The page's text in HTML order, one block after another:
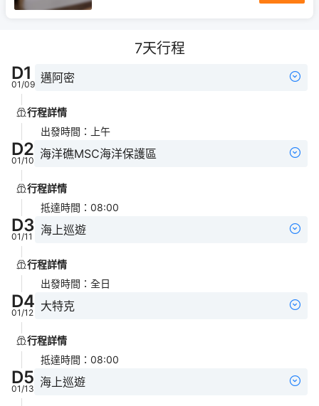
7天行程
D1
01/09 邁阿密
行程詳情
出發時間 ： 上午
D2
01/10 海洋礁MSC海洋保護區
行程詳情
抵達時間 ： 08:00
D3
01/11 海上巡遊
行程詳情
出發時間 ： 全日
D4
01/12 大特克
行程詳情
抵達時間 ： 08:00
D5
01/13 海上巡遊